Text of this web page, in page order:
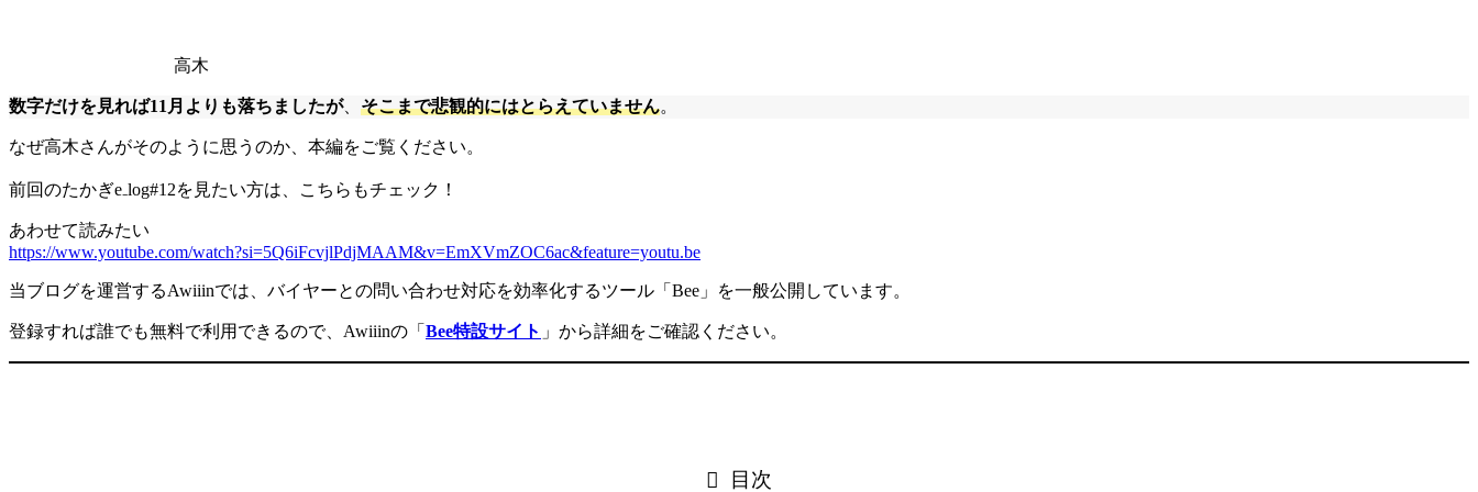
高木
数字だけを見れば11月よりも落ちましたが、 そこまで悲観的にはとらえていません。
なぜ高木さんがそのように思うのか、本編をご覧ください。
前回のたかぎe₋log#12を見たい方は、こちらもチェック！
あわせて読みたい
https://www.youtube.com/watch?si=5Q6iFcvjlPdjMAAM&v=EmXVmZOC6ac&feature=youtu.be
当ブログを運営するAwiiinでは、バイヤーとの問い合わせ対応を効率化するツール「Bee」を一般公開しています。
登録すれば誰でも無料で利用できるので、Awiiinの「 Bee特設サイト 」から詳細をご確認ください。
目次